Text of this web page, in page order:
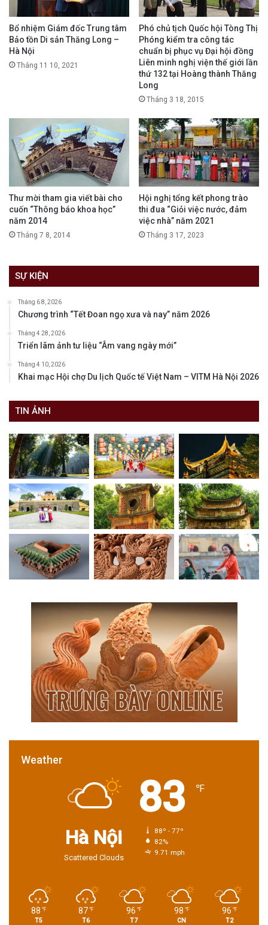
Bổ nhiệm Giám đốc Trung tâm
Bảo tồn Di sản Thăng Long –
Hà Nội
Tháng 11 10, 2021
Phó chủ tịch Quốc hội Tòng Thị
Phóng kiểm tra công tác
chuẩn bị phục vụ Đại hội đồng
Liên minh nghị viện thế giới lần
thứ 132 tại Hoàng thành Thăng
Long
Tháng 3 18, 2015
Thư mời tham gia viết bài cho
cuốn “Thông báo khoa học”
năm 2014
Tháng 7 8, 2014
Hội nghị tổng kết phong trào
thi đua “Giỏi việc nước, đảm
việc nhà” năm 2021
Tháng 3 17, 2023
SỰ KIỆN
Tháng 6 8, 2026
Chương trình “Tết Đoan ngọ xưa và nay” năm 2026
Tháng 4 28, 2026
Triển lãm ảnh tư liệu “Âm vang ngày mới”
Tháng 4 10, 2026
Khai mạc Hội chợ Du lịch Quốc tế Việt Nam – VITM Hà Nội 2026
TIN ẢNH
Weather
Hà Nội
Scattered Clouds
83 ℉
88º - 77º
82%
9.71 mph
88 ℉
T5
87 ℉
T6
96 ℉
T7
98 ℉
CN
96 ℉
T2